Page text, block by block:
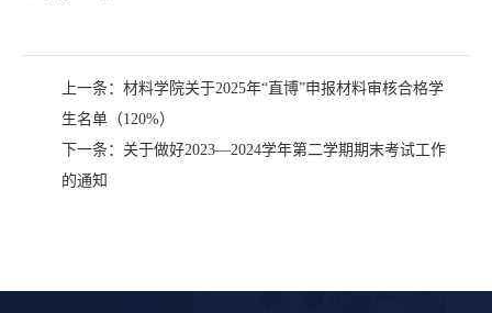
上一条： 材料学院关于2025年“直博”申报材料审核合格学
生名单（120%）
下一条： 关于做好2023—2024学年第二学期期末考试工作
的通知